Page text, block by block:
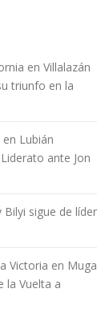
en Villalazán
triunfo en la
Lubián
ante Jon
Bilyi sigue de líder
Victoria en Muga
la Vuelta a